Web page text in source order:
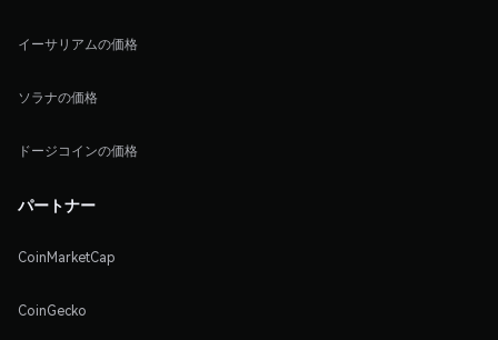
イーサリアムの価格
ソラナの価格
ドージコインの価格
パートナー
CoinMarketCap
CoinGecko